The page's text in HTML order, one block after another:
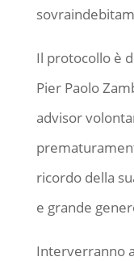
Il protocollo è
Pier Paolo
advisor
ricordo della
e grande
Interverranno